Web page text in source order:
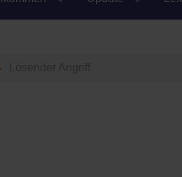
Lösender Angriff